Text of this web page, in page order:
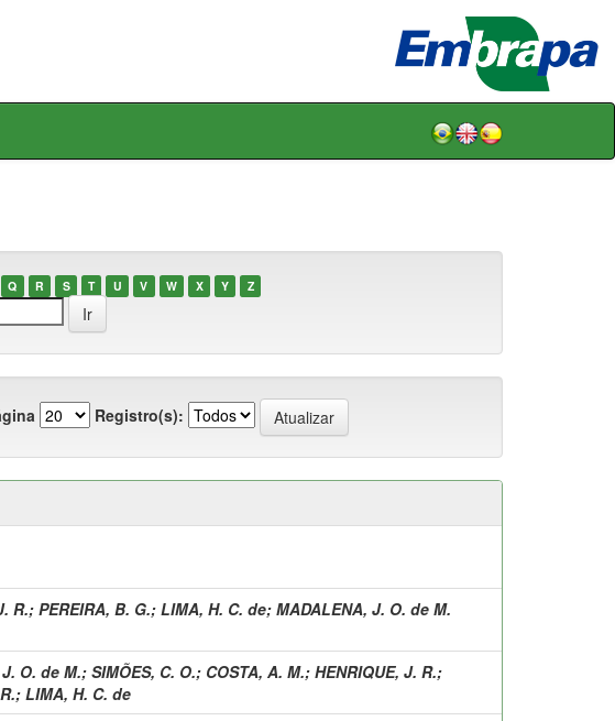
Q R S T U V W X Y Z
Registro(s):
R.; PEREIRA, B. G.; LIMA, H. C. de; MADALENA, J. O. de M.
O. de M.; SIMÕES, C. O.; COSTA, A. M.; HENRIQUE, J. R.;
; LIMA, H. C. de